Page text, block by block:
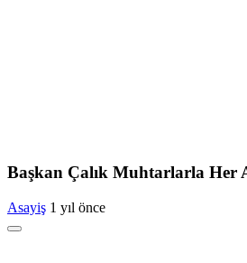
Başkan Çalık Muhtarlarla Her
Asayiş 1 yıl önce